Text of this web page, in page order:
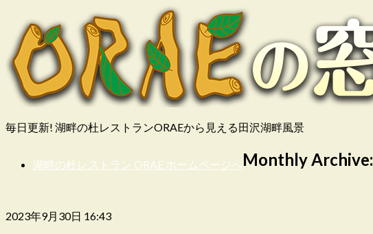
毎日更新! 湖畔の杜レストランORAEから見える田沢湖畔風景
湖畔の杜レストラン ORAE ホームページへMonthly Archive:
2023年9月30日 16:43